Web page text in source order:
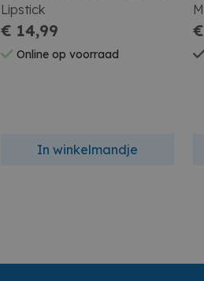
Lipstick
€ 14,99
Online op voorraad
In winkelmandje